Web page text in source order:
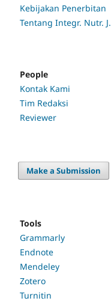
Kebijakan Penerbitan
Tentang Integr. Nutr. J.
People
Kontak Kami
Tim Redaksi
Reviewer
Make a Submission
Tools
Grammarly
Endnote
Mendeley
Zotero
Turnitin